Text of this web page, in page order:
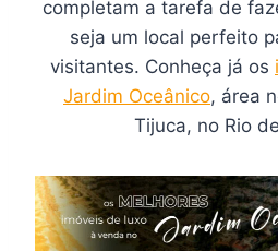
completam a tarefa de
seja um local perfeito
visitantes. Conheça já os
Jardim Oceânico, área
Tijuca, no Rio